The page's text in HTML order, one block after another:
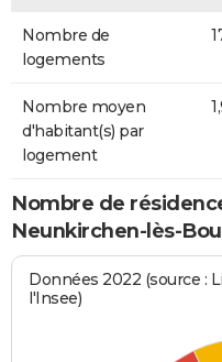
Nombre de
logements
Nombre moyen
d'habitant(s) par
logement
Nombre de
Neunkirchen-lès-
Données 2022 (source :
l'Insee)